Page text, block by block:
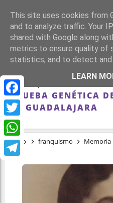
Facebook
Twitter
WhatsApp
Telegram
JESÚS
AÑOS, ES EL PRIMER
PRUEBA GENÉTICA
DE GUADALAJARA
Inicio franquismo Memoria
This site uses cookies from
and to analyze traffic. Your
shared with Google along
metrics to ensure quality of
statistics, and to detect and
LEARN